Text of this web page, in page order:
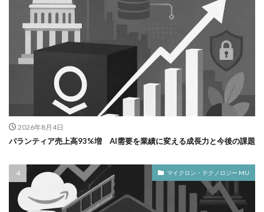
2026年8月4日
パランティア売上高93%増 AI需要を業績に変える成長力と今後の課題
マイクロン・テクノロジー MU